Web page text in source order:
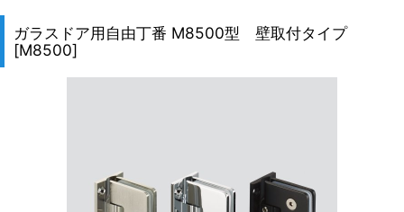
ガラスドア用自由丁番 M8500型 壁取付タイプ
[M8500]